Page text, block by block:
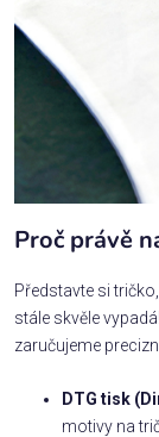
Proč právě
Představte si
stále skvěle
zaručujeme
DTG tisk
motivy na